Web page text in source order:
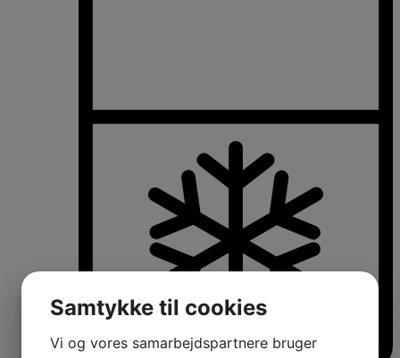
Samtykke til cookies
Vi og vores samarbejdspartnere bruger